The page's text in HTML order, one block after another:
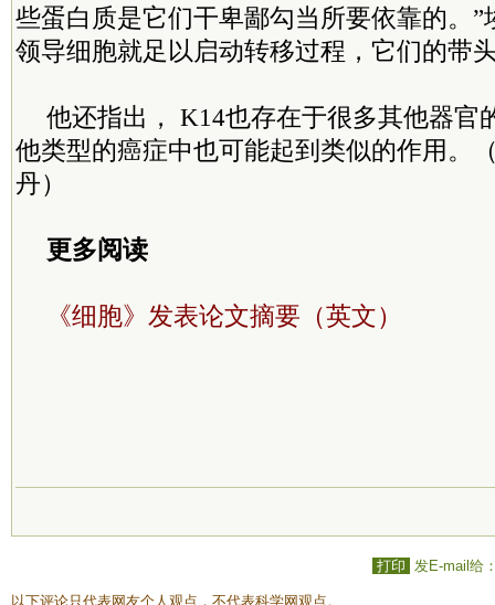
些蛋白质是它们干卑鄙勾当所要依靠的。”
领导细胞就足以启动转移过程，它们的带
他还指出， K14也存在于很多其他器官
他类型的癌症中也可能起到类似的作用。
丹）
更多阅读
《细胞》发表论文摘要（英文）
打印 发E-mail给
以下评论只代表网友个人观点，不代表科学网观点。